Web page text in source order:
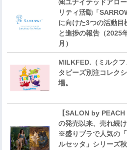
㈱ユナイテッドアロ
リティ活動「
に向けた3つの活動目
と進捗の報告（2025
月）
MILKFED.（ミルク
タビーズ別注コレク
場。
【SALON by
の発売以来、売れ続
※盛りブラで人気の
ルセッタ」シリーズ